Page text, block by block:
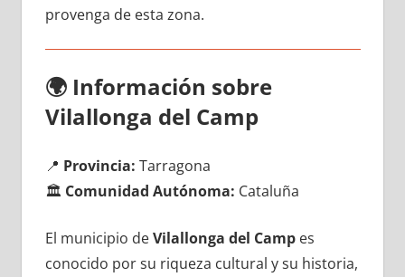
provenga dе esta zona.
🌍 Información sobre
Vilallonga del Camp
📍 Provincia: Tarragona
🏛️ Comunidad Autónoma: Cataluña
El municipio dеVilallonga del Campes
conocido pοr su riqueza cultural у su historia,